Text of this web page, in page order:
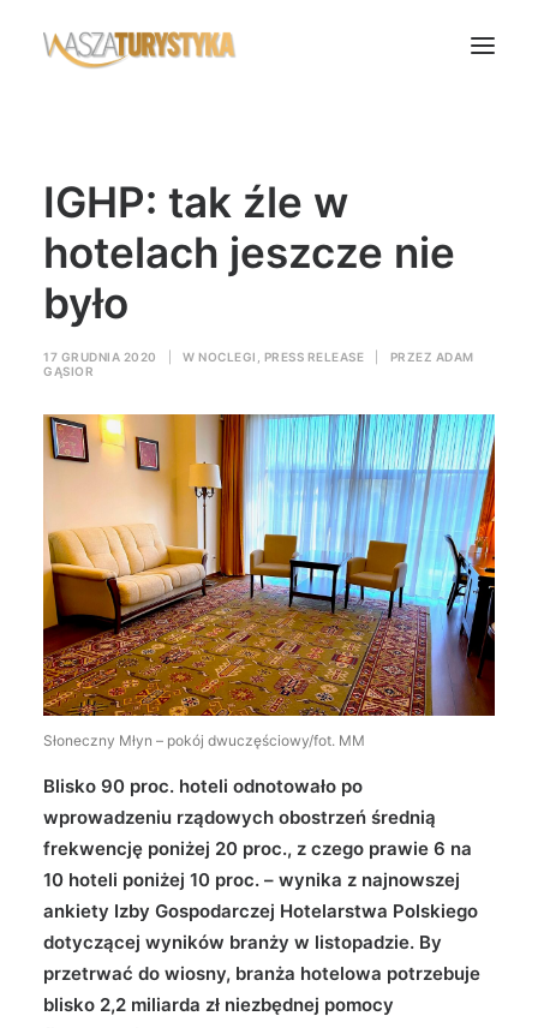
Biura podróży
Transport
Noclegi
Polska
Świat
Rok Kobiet
Wasze Podróże
Wyszukiwanie
IGHP: tak źle w
hotelach jeszcze nie
było
17 GRUDNIA 2020 W NOCLEGI PRESS RELEASE PRZEZ ADAM
GĄSIOR
Słoneczny Młyn – pokój dwuczęściowy/fot. MM
Blisko 90 proc. hoteli odnotowało po
wprowadzeniu rządowych obostrzeń średnią
frekwencję poniżej 20 proc., z czego prawie 6 na
10 hoteli poniżej 10 proc. – wynika z najnowszej
ankiety Izby Gospodarczej Hotelarstwa Polskiego
dotyczącej wyników branży w listopadzie. By
przetrwać do wiosny, branża hotelowa potrzebuje
blisko 2,2 miliarda zł niezbędnej pomocy